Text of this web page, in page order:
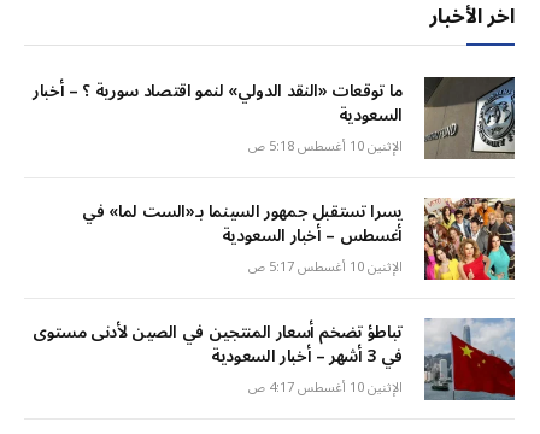
اخر الأخبار
ما توقعات «النقد الدولي» لنمو اقتصاد سورية ؟ – أخبار
السعودية
الإثنين 10 أغسطس 5:18 ص
يسرا تستقبل جمهور السينما بـ«الست لما» في
أغسطس – أخبار السعودية
الإثنين 10 أغسطس 5:17 ص
تباطؤ تضخم أسعار المنتجين في الصين لأدنى مستوى
في 3 أشهر – أخبار السعودية
الإثنين 10 أغسطس 4:17 ص